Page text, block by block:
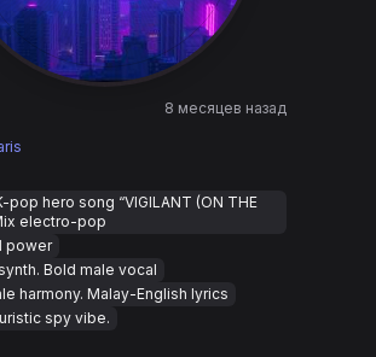
8 месяцев назад
pop hero song “VIGILANT (ON THE
electro-pop
power
Bold male vocal
harmony. Malay-English lyrics
spy vibe.